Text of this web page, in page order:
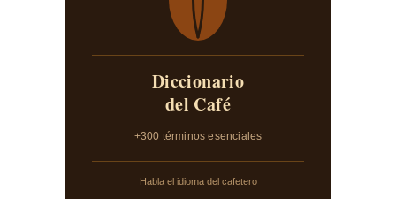
Diccionario
del Café
+300 términos esenciales
Habla el idioma del cafetero